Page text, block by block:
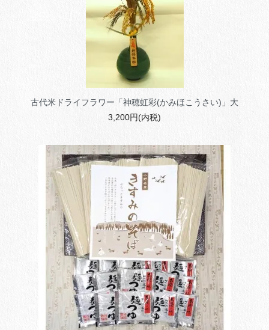
古代米ドライフラワー「神穂虹彩(かみほこうさい)」大
3,200円(内税)